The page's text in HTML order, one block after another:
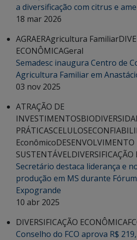
a diversificação com citrus e
18 mar 2026
AGRAERAgricultura Familiar
ECONÔMICAGeral
Semadesc inaugura Centro de
Agricultura Familiar em
03 nov 2025
ATRAÇÃO DE
INVESTIMENTOS
PRÁTICASCELULOSE
EconômicoDESENVOLVIMENTO
SUSTENTÁVEL
Secretário destaca liderança e
produção em MS durante
Expogrande
10 abr 2025
DIVERSIFICAÇÃO ECONÔMICA
Conselho do FCO aprova R$